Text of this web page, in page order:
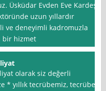
Üsküdar Evden Eve Kardeş
uzun yıllardır
ve deneyimli kadromuzla
bir hizmet
olarak siz değerli
* yıllık tecrübemiz, tecrübeli